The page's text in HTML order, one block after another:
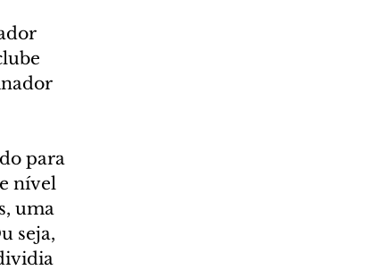
para
nível
uma
seja,